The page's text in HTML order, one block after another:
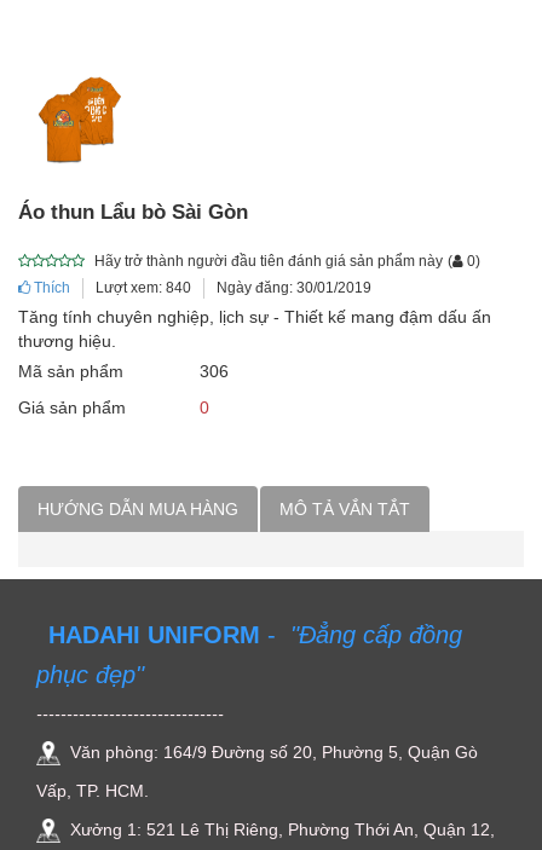
Áo thun Lẩu bò Sài Gòn
Hãy trở thành người đầu tiên đánh giá sản phẩm này ( 0)
Thích
Lượt xem: 840 Ngày đăng: 30/01/2019
Tăng tính chuyên nghiệp, lịch sự - Thiết kế mang đậm dấu ấn
thương hiệu.
Mã sản phẩm
306
Giá sản phẩm
0
HƯỚNG DẪN MUA HÀNG MÔ TẢ VẮN TẮT
HADAHI UNIFORM - "Đẳng cấp đồng
phục đẹp"
-------------------------------
Văn phòng: 164/9 Đường số 20, Phường 5, Quận Gò
Vấp, TP. HCM.
Xưởng 1: 521 Lê Thị Riêng, Phường Thới An, Quận 12,